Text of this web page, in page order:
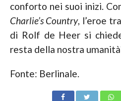
conforto nei suoi inizi.
Charlie’s Country, l’eroe
di Rolf de Heer si
resta della nostra
Fonte: Berlinale.